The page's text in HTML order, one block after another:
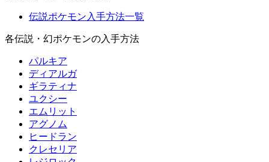
伝説ポケモン入手方法一覧
各伝説・幻ポケモンの入手方法
パルキア
ディアルガ
ギラティナ
ユクシー
エムリット
アグノム
ヒードラン
クレセリア